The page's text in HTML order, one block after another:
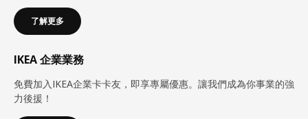
了解更多
IKEA 企業業務
免費加入IKEA企業卡卡友，即享專屬優惠。讓我們成為你事業的強
力後援！